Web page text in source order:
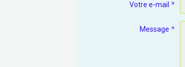
Votre e-mail
Message